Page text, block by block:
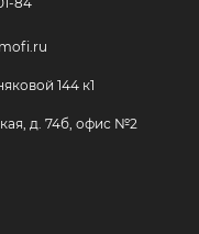
144 к1
д. 74б, офис №2